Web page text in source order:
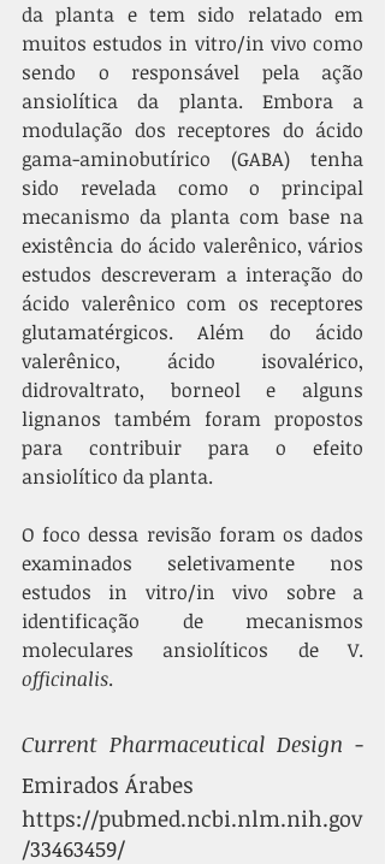
da planta e tem sido relatado em
muitos estudos in vitro/in vivo como
sendo o responsável pela ação
ansiolítica da planta. Embora a
modulação dos receptores do ácido
gama-aminobutírico (GABA) tenha
sido revelada como o principal
mecanismo da planta com base na
existência do ácido valerênico, vários
estudos descreveram a interação do
ácido valerênico com os receptores
glutamatérgicos. Além do ácido
valerênico, ácido isovalérico,
didrovaltrato, borneol e alguns
lignanos também foram propostos
para contribuir para o efeito
ansiolítico da planta.
O foco dessa revisão foram os dados
examinados seletivamente nos
estudos in vitro/in vivo sobre a
identificação de mecanismos
officinalis.
Current Pharmaceutical Design -
Emirados Árabes
https://pubmed.ncbi.nlm.nih.gov
/33463459/